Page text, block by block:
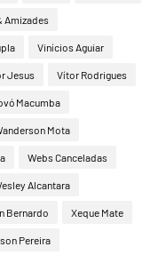
Amizades
Vinícios Aguiar
Jesus Vítor Rodrigues
Macumba
Mota
Webs Canceladas
Alcantara
Bernardo Xeque Mate
Pereira